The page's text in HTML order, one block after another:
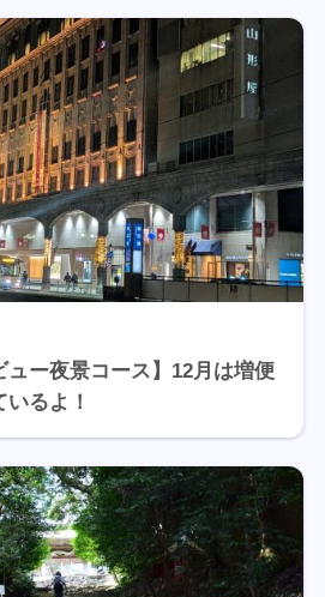
ュー夜景コース】12月は増便
るよ！